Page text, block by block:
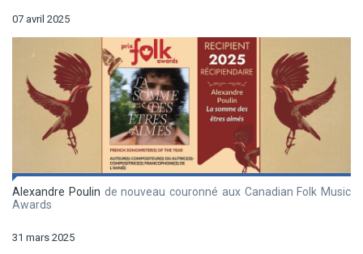
07 avril 2025
Alexandre Poulin de nouveau couronné aux Canadian Folk Music
Awards
31 mars 2025